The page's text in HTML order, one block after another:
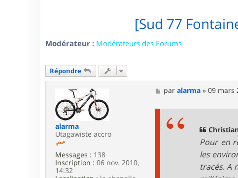
[Sud 77
Modérateur : Modérateurs des Forums
Répondre
alarma
Utagawiste accro
Messages : 138
Inscription : 06 nov. 2010,
14:32
M
e
paralarma »09 mars
Pour en
les
tracés. A